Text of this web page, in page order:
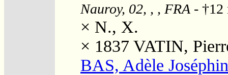
Nauroy, 02, , , FRA - †12
× N., X.
× 1837 VATIN,
BAS, Adèle